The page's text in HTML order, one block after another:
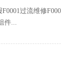
过流维修
件...